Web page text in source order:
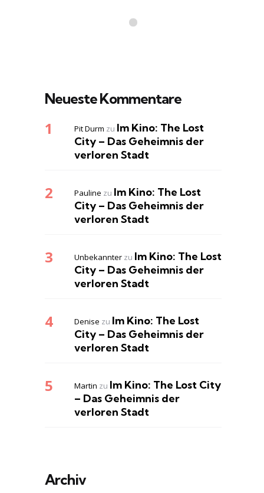
Neueste Kommentare
Pit Durm zu Im Kino: The Lost
City – Das Geheimnis der
verloren Stadt
Pauline zu Im Kino: The Lost
City – Das Geheimnis der
verloren Stadt
Unbekannter zu Im Kino: The Lost
City – Das Geheimnis der
verloren Stadt
Denise zu Im Kino: The Lost
City – Das Geheimnis der
verloren Stadt
Martin zu Im Kino: The Lost City
– Das Geheimnis der
verloren Stadt
Archiv